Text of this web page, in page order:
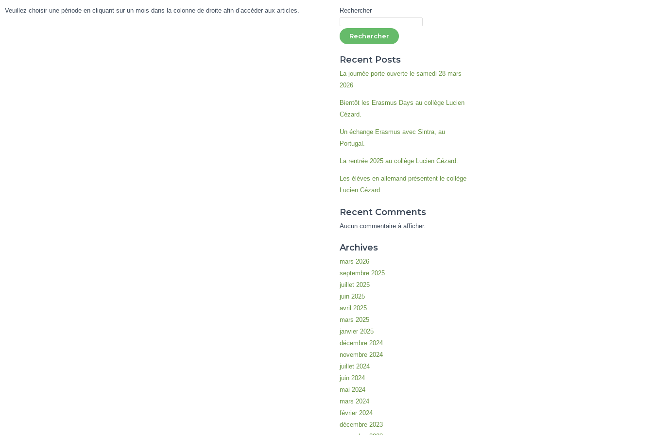
Veuillez choisir une période en cliquant sur un mois dans la colonne de droite afin d’accéder aux articles. Rechercher
Rechercher
Recent Posts
La journée porte ouverte le samedi 28 mars
2026
Bientôt les Erasmus Days au collège Lucien
Cézard.
Un échange Erasmus avec Sintra, au
Portugal.
La rentrée 2025 au collège Lucien Cézard.
Les élèves en allemand présentent le collège
Lucien Cézard.
Recent Comments
Aucun commentaire à afficher.
Archives
mars 2026
septembre 2025
juillet 2025
juin 2025
avril 2025
mars 2025
janvier 2025
décembre 2024
novembre 2024
juillet 2024
juin 2024
mai 2024
mars 2024
février 2024
décembre 2023